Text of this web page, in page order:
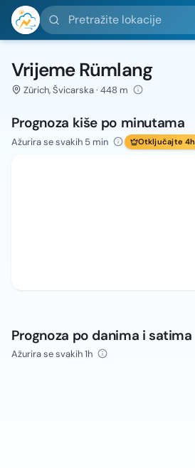
Pretražite lokacije
Vrijeme Rümlang
Zürich, Švicarska · 448 m
Prognoza kiše po minutama
Ažurira se svakih 5 min Otključajte 4h
Prognoza po danima i satima
Ažurira se svakih 1h